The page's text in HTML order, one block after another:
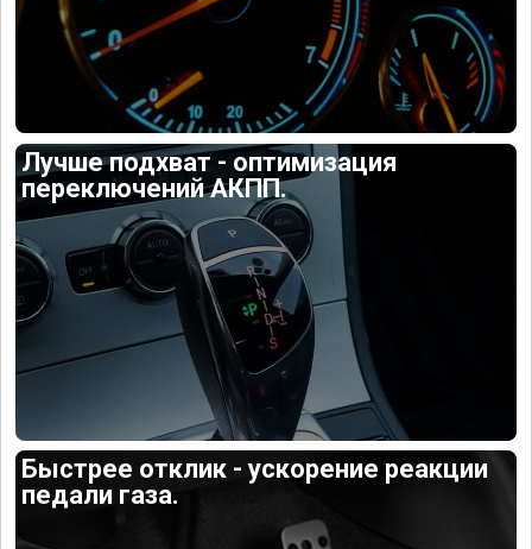
Лучше подхват - оптимизация
переключений АКПП.
Быстрее отклик - ускорение реакции
педали газа.